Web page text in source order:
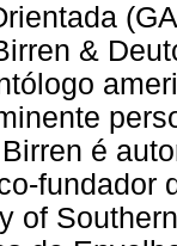
&
é
fundador
of